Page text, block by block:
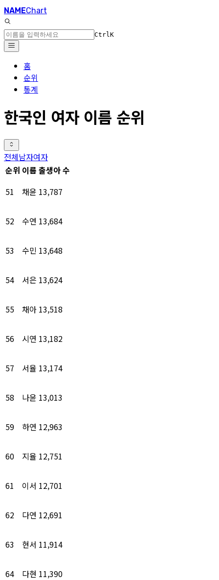
NAMEChart
CtrlK
홈
순위
통계
한국인 여자 이름 순위
전체남자여자
순위 이름 출생아 수
51
채윤 13,787
52 수연 13,684
53 수민 13,648
54 서은 13,624
55 채아 13,518
56 시연 13,182
57 서율 13,174
58 나윤 13,013
59 하연 12,963
60 지율 12,751
61 이서 12,701
62 다연 12,691
63 현서 11,914
64 다현 11,390